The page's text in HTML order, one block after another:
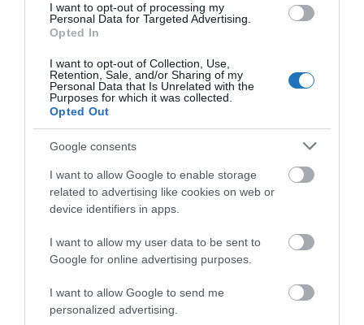
I want to opt-out of processing my
Personal Data for Targeted Advertising.
Opted In
I want to opt-out of Collection, Use,
Retention, Sale, and/or Sharing of my
Personal Data that Is Unrelated with the
Purposes for which it was collected.
Opted Out
Google consents
I want to allow Google to enable storage
related to advertising like cookies on web or
device identifiers in apps.
I want to allow my user data to be sent to
Google for online advertising purposes.
I want to allow Google to send me
personalized advertising.
"Az ember, aki a tengert nézi, szerelemtől
sújtott gyerek." Jean-Michel Maulpoix
NÉZZ KÖRBE TÉMÁK SZERINT!
AIRBNB AJÁNLÓ AUSZTRIA